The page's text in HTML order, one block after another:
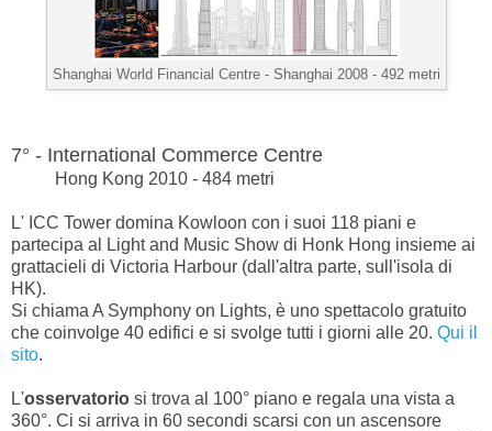
Shanghai World Financial Centre - Shanghai 2008 - 492 metri
7° - International Commerce Centre
Hong Kong 2010 - 484 metri
L' ICC Tower domina Kowloon con i suoi 118 piani e
partecipa al Light and Music Show di Honk Hong insieme ai
grattacieli di Victoria Harbour (dall'altra parte, sull'isola di
HK).
Si chiama A Symphony on Lights, è uno spettacolo gratuito
che coinvolge 40 edifici e si svolge tutti i giorni alle 20. Qui il
sito.
L'osservatorio si trova al 100° piano e regala una vista a
360°. Ci si arriva in 60 secondi scarsi con un ascensore